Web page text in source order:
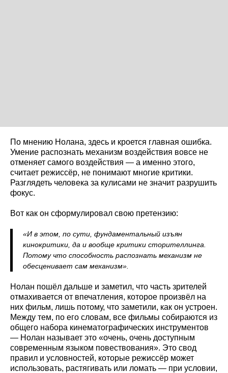
По мнению Нолана, здесь и кроется главная ошибка.
Умение распознать механизм воздействия вовсе не
отменяет самого воздействия — а именно этого,
считает режиссёр, не понимают многие критики.
Разглядеть человека за кулисами не значит разрушить
фокус.
Вот как он сформулировал свою претензию:
«И в этом, по сути, фундаментальный изъян
кинокритики, да и вообще критики сторителлинга.
Потому что способность распознать механизм не
обесценивает сам механизм».
Нолан пошёл дальше и заметил, что часть зрителей
отмахивается от впечатления, которое произвёл на
них фильм, лишь потому, что заметили, как он устроен.
Между тем, по его словам, все фильмы собираются из
общего набора кинематографических инструментов
— Нолан называет это «очень, очень доступным
современным языком повествования». Это свод
правил и условностей, которые режиссёр может
использовать, растягивать или ломать — при условии,